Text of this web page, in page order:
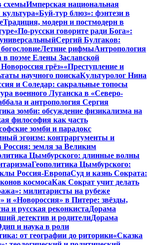
схемыИмперская национальная
«Буй-тур блюз»: фэнтези в
Традиция, модерн и постмодерн в
«По-русски говорите ради Бога»:
Сергий Булгаков:
Летние рифмыАнтропология
в поэме Елены Заславской
грёз»«Преступление и
научного поискаКультуролог Нина
и Соледар: сакральные топосы
военного Луганска в «Северо-
и антропология Сергия
зомби: обсуждение физикализма на
философия как часть
зомби и парадокс
эгоизм: контраргументы и
Россия: земля за Великим
Цымбурского: длинные волны
Геополитика Цымбурского:
Россия-ЕвропаСуд и казнь Сократа:
космосаКак Сократ учит делать
милитаристы на рубеже
и «Новороссия» в Питере: звёзды,
и русская реконкистаДорама
детектив и родителиДорама
и наука в роли
от географии до риторики«Сказка